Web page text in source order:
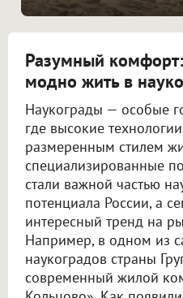
Разумный
модно жить в
Наукограды — особые
где высокие
размеренным стилем
специализированные
стали важной частью
потенциала России, а
интересный тренд на
Например, в одном из
наукоградов страны
современный жилой